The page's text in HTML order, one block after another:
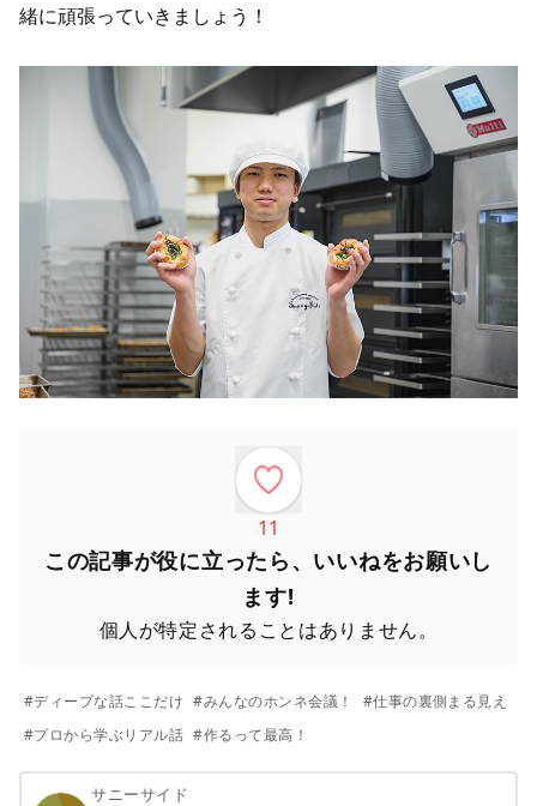
緒に頑張っていきましょう！
11
この記事が役に立ったら、いいねをお願いし
ます!
個人が特定されることはありません。
#ディープな話ここだけ #みんなのホンネ会議！ #仕事の裏側まる見え
#プロから学ぶリアル話 #作るって最高！
サニーサイド